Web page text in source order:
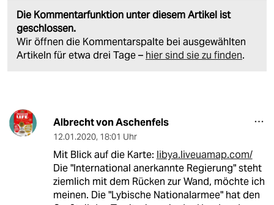
Die Kommentarfunktion unter diesem Artikel ist
geschlossen.
Wir öffnen die Kommentarspalte bei ausgewählten
Artikeln für etwa drei Tage – hier sind sie zu finden.
Albrecht von Aschenfels
12.01.2020, 18:01 Uhr
Mit Blick auf die Karte: libya.liveuamap.com/
Die "International anerkannte Regierung" steht
ziemlich mit dem Rücken zur Wand, möchte ich
meinen. Die "Lybische Nationalarmee" hat den